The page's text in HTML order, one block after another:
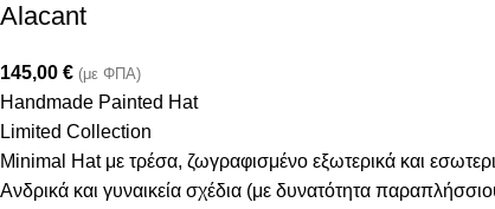
Alacant
145,00 € (με ΦΠΑ)
Handmade Painted Hat
Limited Collection
Minimal Hat με τρέσα, ζωγραφισμένο εξωτερικά και
Ανδρικά και γυναικεία σχέδια (με δυνατότητα